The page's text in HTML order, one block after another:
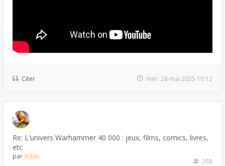
Citer mer. 28 mai 2025 10:12
Re: L'univers Warhammer 40 000 : jeux, films, comics, livres,
etc
388
parAslan